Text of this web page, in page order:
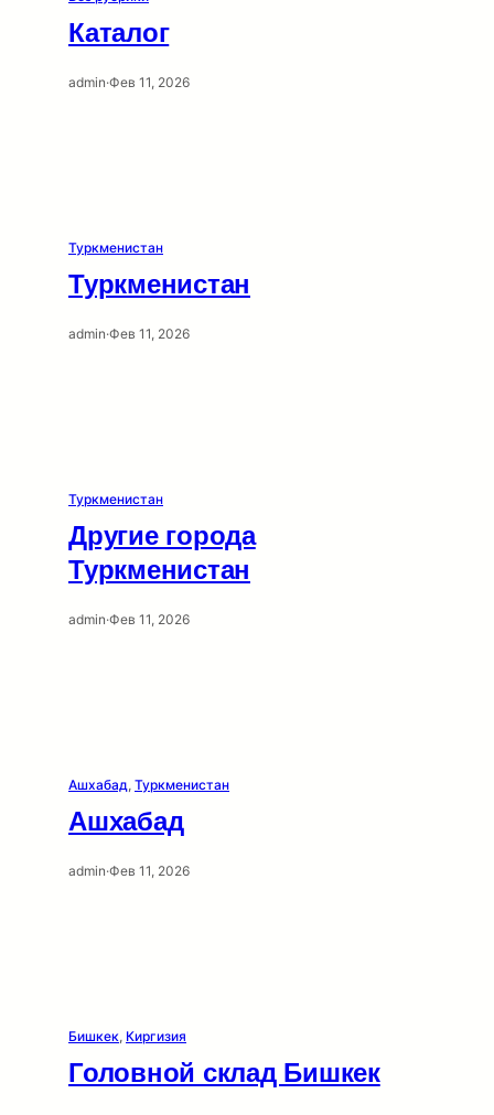
Каталог
admin·Фев 11, 2026
Туркменистан
Туркменистан
admin·Фев 11, 2026
Туркменистан
Другие города
Туркменистан
admin·Фев 11, 2026
Ашхабад, Туркменистан
Ашхабад
admin·Фев 11, 2026
Бишкек, Киргизия
Головной склад Бишкек